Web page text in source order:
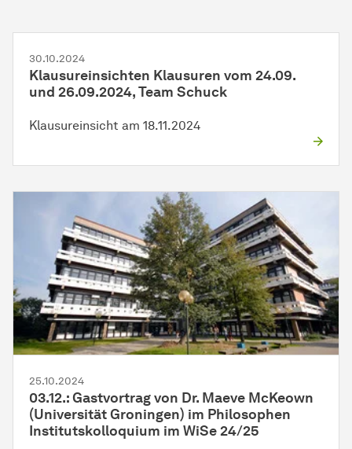
30.10.2024
Klausureinsichten Klausuren vom 24.09.
und 26.09.2024, Team Schuck
Klausureinsicht am 18.11.2024
25.10.2024
03.12.: Gastvortrag von Dr. Maeve McKeown
(Universität Groningen) im Philosophen
Institutskolloquium im WiSe 24/25